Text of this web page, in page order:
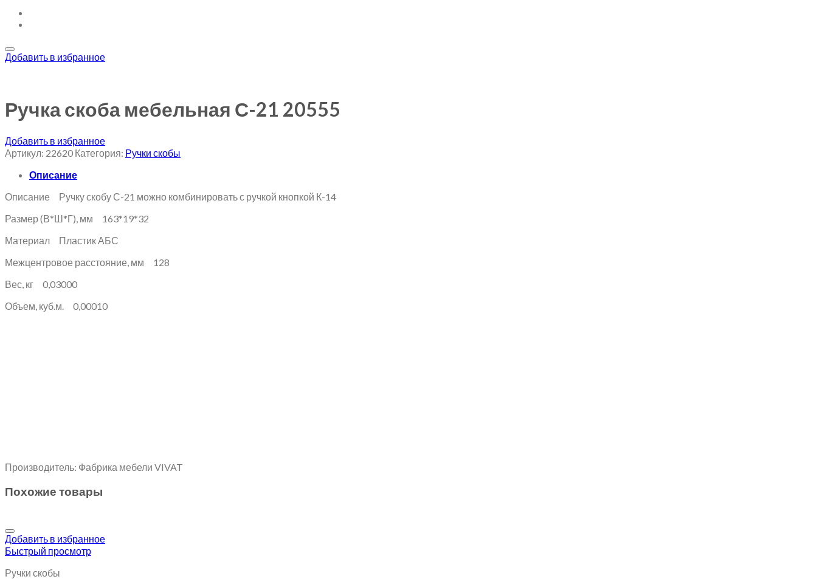
Добавить в избранное
Ручка скоба мебельная С-21 20555
Добавить в избранное
Артикул: 22620 Категория: Ручки скобы
Описание
Описание Ручку скобу С-21 можно комбинировать с ручкой кнопкой К-14
Размер (В*Ш*Г), мм 163*19*32
Материал Пластик АБС
Межцентровое расстояние, мм 128
Вес, кг 0,03000
Объем, куб.м. 0,00010
Производитель: Фабрика мебели VIVAT
Похожие товары
Добавить в избранное
Быстрый просмотр
Ручки скобы